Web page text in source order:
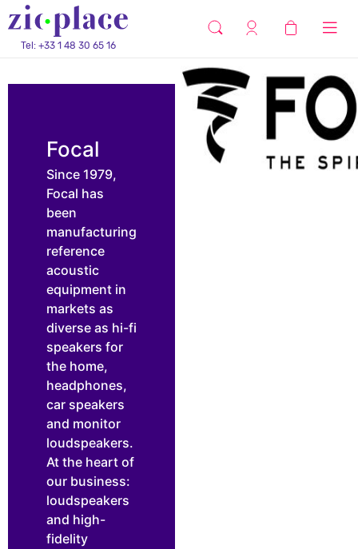
Tel: +33 1 48 30 65 16
Focal
Since 1979,
Focal has
been
manufacturing
reference
acoustic
equipment in
markets as
diverse as hi-fi
speakers for
the home,
headphones,
car speakers
and monitor
loudspeakers.
At the heart of
our business:
loudspeakers
and high-
fidelity